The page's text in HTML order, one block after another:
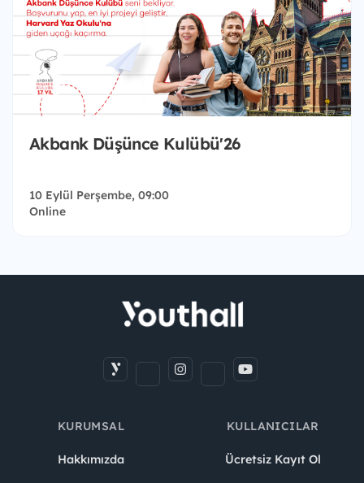
Akbank Düşünce Kulübü'26
10 Eylül Perşembe, 09:00
Online
KURUMSAL
Hakkımızda
KULLANICILAR
Ücretsiz Kayıt Ol